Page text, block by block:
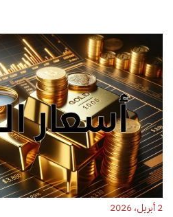
2 أبريل، 2026